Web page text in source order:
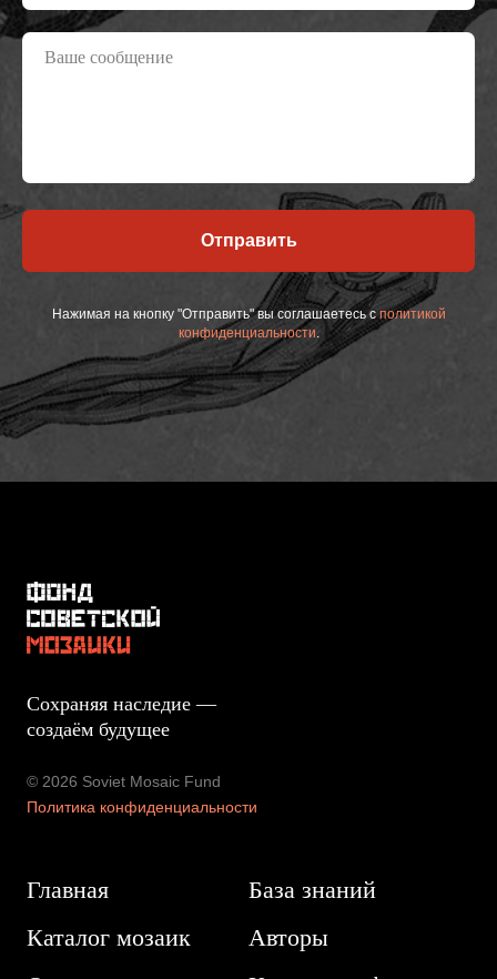
Отправить
Нажимая на кнопку "Отправить" вы соглашаетесь сполитикой
конфиденциальности
Сохраняя наследие —
создаём будущее
© 2026 Soviet Mosaic Fund
Политика конфиденциальности
Главная
Каталог мозаик
База знаний
Авторы